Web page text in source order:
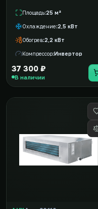
Площадь 25 м²
Охлаждение 2,5 кВт
Обогрев 2,2 кВт
Компрессор Инвертор
37 300 ₽
В наличии